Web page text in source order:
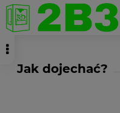
Jak dojechać?